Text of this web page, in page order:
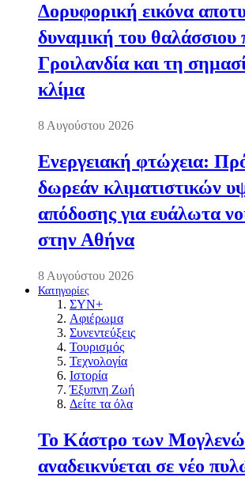
Δορυφορική εικόνα
δυναμική του θαλάσσιου
Γροιλανδία και τη
κλίμα
8 Αυγούστου 2026
Ενεργειακή φτώχεια:
δωρεάν κλιματιστικών
απόδοσης για ευάλωτα
στην Αθήνα
8 Αυγούστου 2026
Κατηγορίες
ΣΥΝ+
Αφιέρωμα
Συνεντεύξεις
Τουρισμός
Τεχνολογία
Ιστορία
Έξυπνη Ζωή
Δείτε τα όλα
Το Κάστρο των
αναδεικνύεται σε νέο